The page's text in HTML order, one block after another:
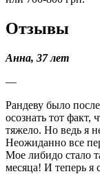
Отзывы
Анна, 37 лет
—
Рандеву было
осознать тот факт,
тяжело. Но ведь я
Неожиданно все
Мое либидо стало
месяца! И теперь я